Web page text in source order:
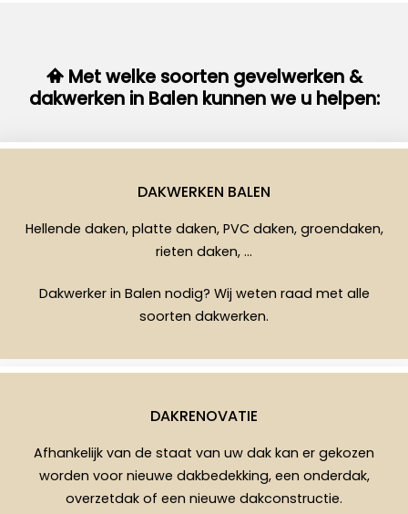
Met welke soorten gevelwerken &
dakwerken in Balen kunnen we u helpen:
DAKWERKEN BALEN
Hellende daken, platte daken, PVC daken, groendaken,
rieten daken, …
Dakwerker in Balen nodig? Wij weten raad met alle
soorten dakwerken.
DAKRENOVATIE
Afhankelijk van de staat van uw dak kan er gekozen
worden voor nieuwe dakbedekking, een onderdak,
overzetdak of een nieuwe dakconstructie.